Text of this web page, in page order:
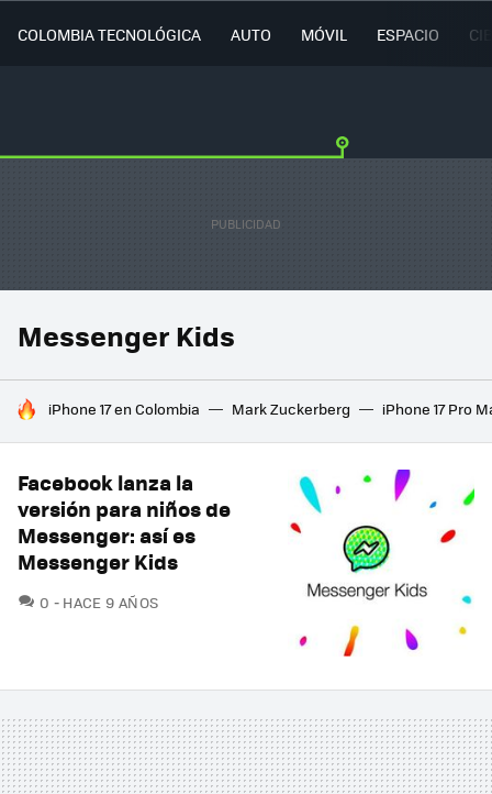
COLOMBIA TECNOLÓGICA AUTO MÓVIL ESPACIO
Messenger Kids
HOY SE HABLA DE
iPhone 17 en Colombia Mark Zuckerberg iPhone 17 Pro
Facebook lanza la
versión para niños de
Messenger: así es
Messenger Kids
0 COMENTARIOS
HACE 9 AÑOS